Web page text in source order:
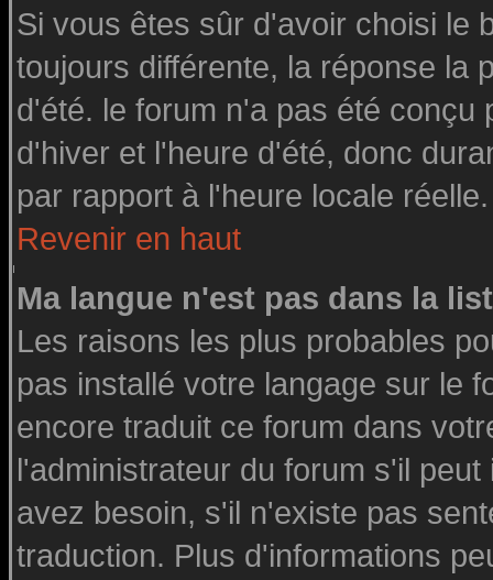
Si vous êtes sûr d'avoir choisi le
toujours différente, la réponse la
d'été. le forum n'a pas été conçu
d'hiver et l'heure d'été, donc
par rapport à l'heure locale réelle.
Revenir en haut
Ma langue n'est pas dans la
Les raisons les plus probables
pas installé votre langage sur le
encore traduit ce forum dans
l'administrateur du forum s'il
avez besoin, s'il n'existe pas
traduction. Plus d'informations